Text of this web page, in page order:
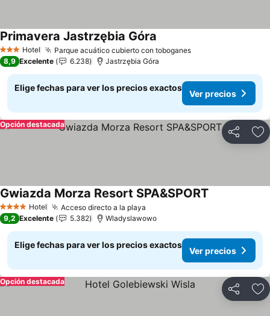
3 Estrellas
Hotel Parque acuático cubierto con toboganesVer precios
Primavera Jastrzębia Góra
8,9 Excelente 6.238 Jastrzębia Góra
Elige fechas para ver los precios exactos
Ver precios
Compartir
Opción destacada
4 EstrellasHotel Acceso directo a la playa
Gwiazda Morza Resort SPA&SPORT
9,2 Excelente 5.382 Wladyslawowo
Elige fechas para ver los precios exactos
Ver precios
Compartir
Opción destacada